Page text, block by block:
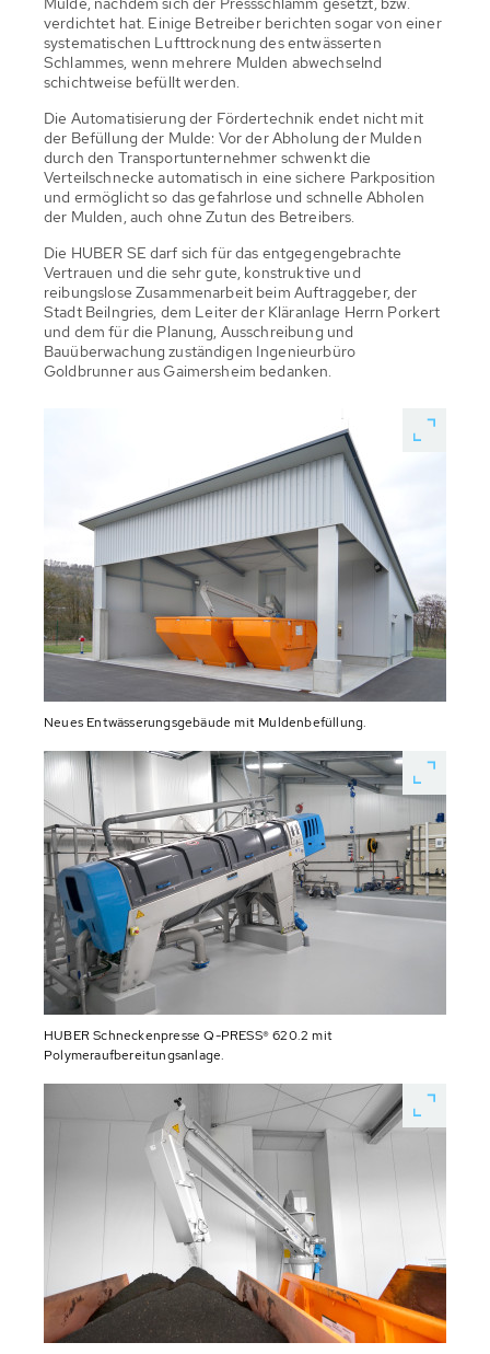
verdichtet hat. Einige Betreiber berichten sogar von einer
systematischen Lufttrocknung des entwässerten
Schlammes, wenn mehrere Mulden abwechselnd
schichtweise befüllt werden.
Die Automatisierung der Fördertechnik endet nicht mit
der Befüllung der Mulde: Vor der Abholung der Mulden
durch den Transportunternehmer schwenkt die
Verteilschnecke automatisch in eine sichere Parkposition
und ermöglicht so das gefahrlose und schnelle Abholen
der Mulden, auch ohne Zutun des Betreibers.
Die HUBER SE darf sich für das entgegengebrachte
Vertrauen und die sehr gute, konstruktive und
reibungslose Zusammenarbeit beim Auftraggeber, der
Stadt Beilngries, dem Leiter der Kläranlage Herrn Porkert
und dem für die Planung, Ausschreibung und
Bauüberwachung zuständigen Ingenieurbüro
Goldbrunner aus Gaimersheim bedanken.
Neues Entwässerungsgebäude mit Muldenbefüllung.
HUBER Schneckenpresse Q-PRESS® 620.2 mit
Polymeraufbereitungsanlage.